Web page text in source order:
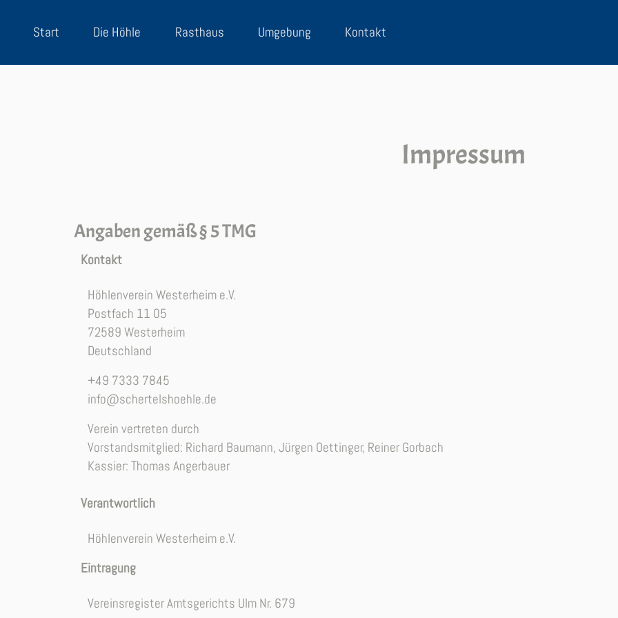
Start Die Höhle Rasthaus Umgebung Kontakt
Impressum
Angaben gemäß § 5 TMG
Kontakt
Höhlenverein Westerheim e.V.
Postfach 11 05
72589 Westerheim
Deutschland
+49 7333 7845
info@schertelshoehle.de
Verein vertreten durch
Vorstandsmitglied: Richard Baumann, Jürgen Oettinger, Reiner Gorbach
Kassier: Thomas Angerbauer
Verantwortlich
Höhlenverein Westerheim e.V.
Eintragung
Vereinsregister Amtsgerichts Ulm Nr. 679